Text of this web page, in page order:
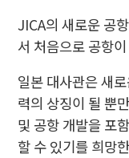
JICA의 새로운 공
서 처음으로 공항
일본 대사관은 새
력의 상징이 될 뿐
및 공항 개발을 포
할 수 있기를 희망